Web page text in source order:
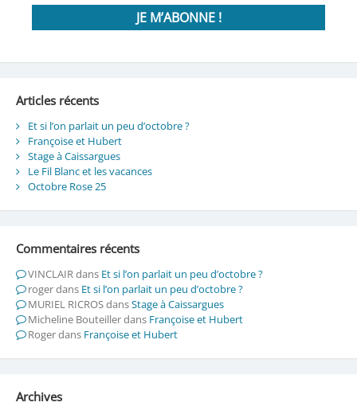
Articles récents
Et si l’on parlait un peu d’octobre ?
Françoise et Hubert
Stage à Caissargues
Le Fil Blanc et les vacances
Octobre Rose 25
Commentaires récents
VINCLAIRdans Et si l’on parlait un peu d’octobre ?
rogerdans Et si l’on parlait un peu d’octobre ?
MURIEL RICROSdansStage à Caissargues
Micheline Bouteillerdans Françoise et Hubert
Rogerdans Françoise et Hubert
Archives